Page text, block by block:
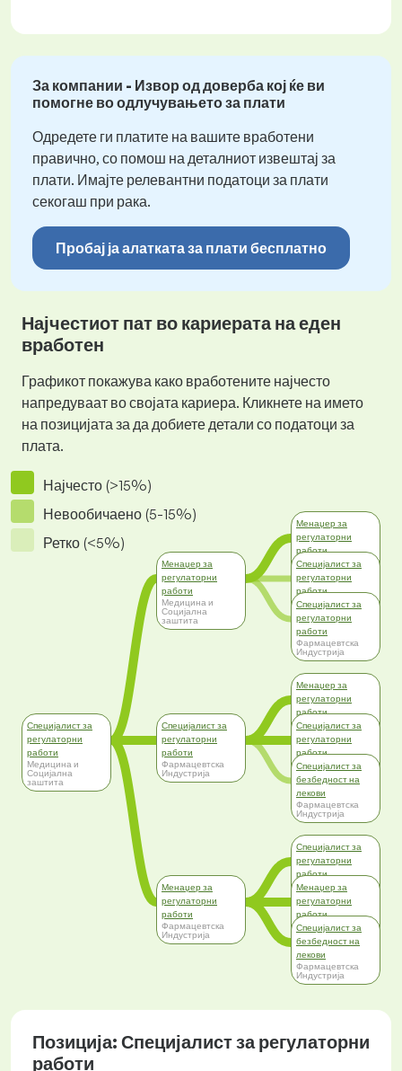
За компании - Извор од доверба кој ќе ви
помогне во одлучувањето за плати
Одредете ги платите на вашите вработени
правично, со помош на деталниот извештај за
плати. Имајте релевантни податоци за плати
секогаш при рака.
Пробај ја алатката за плати бесплатно
Најчестиот пат во кариерата на еден
вработен
Графикот покажува како вработените најчесто
напредуваат во својата кариера. Кликнете на името
на позицијата за да добиете детали со податоци за
плата.
Најчесто (>15%)
Невообичаено (5-15%)
Ретко (<5%)
Специјалист за
регулаторни
работи
Медицина и
Социјална
заштита
Менаџер за
регулаторни
работи
Медицина и
Социјална
заштита
Специјалист за
регулаторни
работи
Фармацевтска
Индустрија
Менаџер за
регулаторни
работи
Фармацевтска
Индустрија
Менаџер за
регулаторни
работи
Фармацевтска
Индустрија
Специјалист за
регулаторни
работи
Медицина и
Социјална
заштита
Специјалист за
регулаторни
работи
Фармацевтска
Индустрија
Менаџер за
регулаторни
работи
Фармацевтска
Индустрија
Специјалист за
регулаторни
работи
Медицина и
Социјална
заштита
Специјалист за
безбедност на
лекови
Фармацевтска
Индустрија
Специјалист за
регулаторни
работи
Фармацевтска
Индустрија
Менаџер за
регулаторни
работи
Медицина и
Социјална
заштита
Специјалист за
безбедност на
лекови
Фармацевтска
Индустрија
Позиција: Специјалист за регулаторни
работи